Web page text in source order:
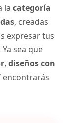
la categoría
, creadas
expresar tus
sea que
, diseños con
encontrarás